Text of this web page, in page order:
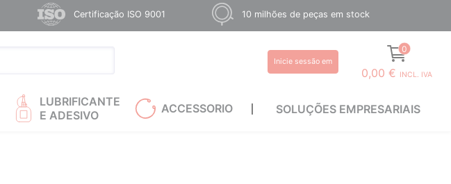
Certificação ISO 9001 10 milhões de peças em stock
Inicie sessão em
0
0,00 € INCL. IVA
LUBRIFICANTE
E ADESIVO
ACCESSORIO SOLUÇÕES EMPRESARIAIS